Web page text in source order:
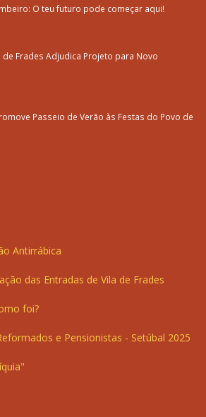
O teu futuro pode começar aqui!
de Frades Adjudica Projeto para Novo
Passeio de Verão às Festas do Povo de
Antirrábica
das Entradas de Vila de Frades
foi?
e Pensionistas - Setúbal 2025